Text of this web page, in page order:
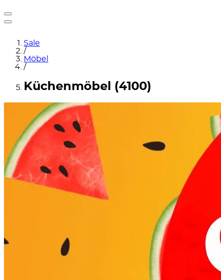
Sale
/
Möbel
/
Küchenmöbel (4100)